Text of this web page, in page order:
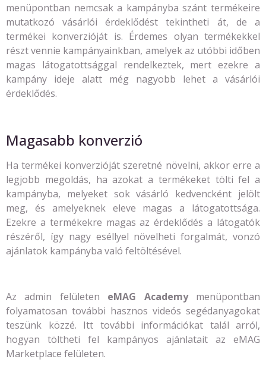
menüpontban nemcsak a kampányba szánt termékeire
mutatkozó vásárlói érdeklődést tekintheti át, de a
termékei konverzióját is. Érdemes olyan termékekkel
részt vennie kampányainkban, amelyek az utóbbi időben
magas látogatottsággal rendelkeztek, mert ezekre a
kampány ideje alatt még nagyobb lehet a vásárlói
érdeklődés.
Magasabb konverzió
Ha termékei konverzióját szeretné növelni, akkor erre a
legjobb megoldás, ha azokat a termékeket tölti fel a
kampányba, melyeket sok vásárló kedvencként jelölt
meg, és amelyeknek eleve magas a látogatottsága.
Ezekre a termékekre magas az érdeklődés a látogatók
részéről, így nagy eséllyel növelheti forgalmát, vonzó
ajánlatok kampányba való feltöltésével.
Az admin felületen eMAG Academymenüpontban
folyamatosan további hasznos videós segédanyagokat
teszünk közzé. Itt további információkat talál arról,
hogyan töltheti fel kampányos ajánlatait az eMAG
Marketplace felületen.